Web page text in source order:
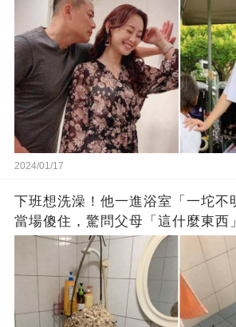
2024/01/17
下班想洗澡！他一進浴室「一坨不
當場傻住，驚問父母「這什麼東西
生的嗎？